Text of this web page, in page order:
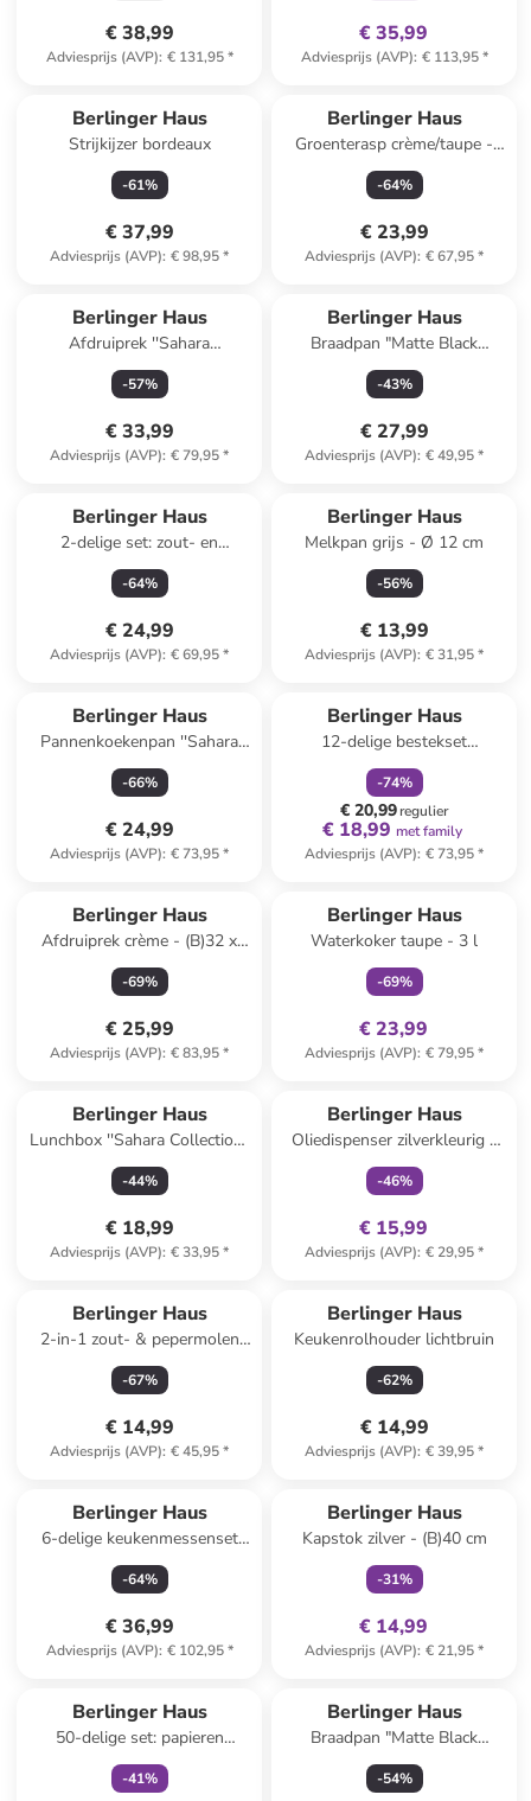
€ 38,99
Adviesprijs (AVP): € 131,95*
€ 35,99
Adviesprijs (AVP): € 113,95*
Berlinger Haus
Strijkijzer bordeaux
-61%
€ 37,99
Adviesprijs (AVP): € 98,95*
Berlinger Haus
Groenterasp crème/taupe -
(B)12,5 x (H)28,3 cm
-64%
€ 23,99
Adviesprijs (AVP): € 67,95*
Berlinger Haus
Afdruiprek ''Sahara
Collection'' crème - (B)36,6 x
(H)29,8 x (D)13 cm
-57%
€ 33,99
Adviesprijs (AVP): € 79,95*
Berlinger Haus
Braadpan "Matte Black
Collection" zwart - Ø 24 cm
-43%
€ 27,99
Adviesprijs (AVP): € 49,95*
Berlinger Haus
2-delige set: zout- en
peperstrooier ''Gravity - Taupe
Collection'' beige
-64%
€ 24,99
Adviesprijs (AVP): € 69,95*
Berlinger Haus
Melkpan grijs - Ø 12 cm
-56%
€ 13,99
Adviesprijs (AVP): € 31,95*
Berlinger Haus
Pannenkoekenpan ''Sahara
Collection'' crème - Ø 26 cm
-66%
€ 24,99
Adviesprijs (AVP): € 73,95*
Berlinger Haus
12-delige bestekset
roségoudkleurig
-74%
€ 20,99regulier
€ 18,99 met family
Adviesprijs (AVP): € 73,95*
Berlinger Haus
Afdruiprek crème - (B)32 x
(H)49 x (D)29 cm
-69%
€ 25,99
Adviesprijs (AVP): € 83,95*
Berlinger Haus
Waterkoker taupe - 3 l
-69%
€ 23,99
Adviesprijs (AVP): € 79,95*
Berlinger Haus
Lunchbox ''Sahara Collection''
crème - 1,32 l
-44%
€ 18,99
Adviesprijs (AVP): € 33,95*
Berlinger Haus
Oliedispenser zilverkleurig -
100 ml
-46%
€ 15,99
Adviesprijs (AVP): € 29,95*
Berlinger Haus
2-in-1 zout- & pepermolen
taupe
-67%
€ 14,99
Adviesprijs (AVP): € 45,95*
Berlinger Haus
Keukenrolhouder lichtbruin
-62%
€ 14,99
Adviesprijs (AVP): € 39,95*
Berlinger Haus
6-delige keukenmessenset
crème
-64%
€ 36,99
Adviesprijs (AVP): € 102,95*
Berlinger Haus
Kapstok zilver - (B)40 cm
-31%
€ 14,99
Adviesprijs (AVP): € 21,95*
Berlinger Haus
50-delige set: papieren
bakvormen voor
heteluchtfriteuses beige -
-41%
Berlinger Haus
Braadpan "Matte Black
Collection" zwart - Ø 20 cm
-54%